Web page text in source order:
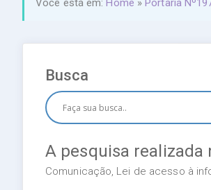
Você está em:Home »Portaria
Busca
A pesquisa realizada
Comunicação, Lei de acesso à